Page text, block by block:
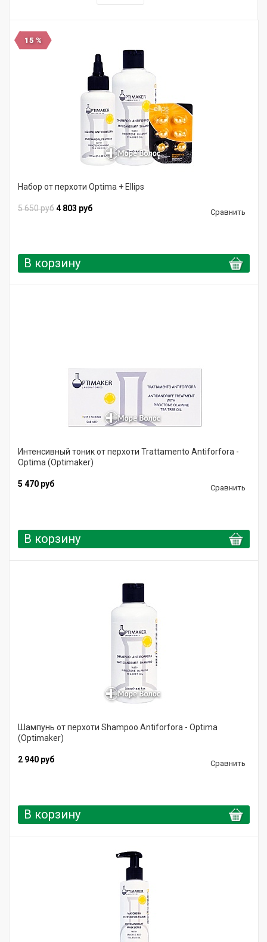
15 %
Набор от перхоти Optima + Ellips
5 650 руб4 803 руб Сравнить
В корзину
Интенсивный тоник от перхоти Trattamento Antiforfora -
Optima (Optimaker)
5 470 руб Сравнить
В корзину
Шампунь от перхоти Shampoo Antiforfora - Optima
(Optimaker)
2 940 руб Сравнить
В корзину